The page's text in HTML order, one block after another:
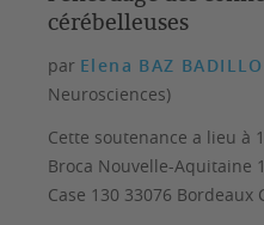
cérébelleuses
par Elena BAZ BADILLO
Neurosciences)
Cette soutenance a lieu à
Broca Nouvelle-Aquitaine
Case 130 33076 Bordeaux